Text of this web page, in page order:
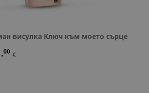
висулка Ключ към моето сърце
00 €